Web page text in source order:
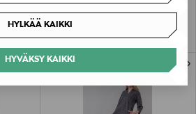
HYLKÄÄ KAIKKI
HYVÄKSY KAIKKIONLINE EXCLUSIVE